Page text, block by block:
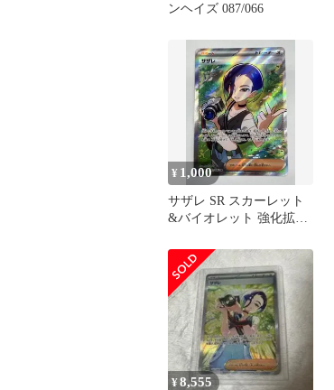
ンヘイズ 087/066
¥ 1,000
サザレ SR スカーレット
&バイオレット 強化拡張
キ…
¥8,555